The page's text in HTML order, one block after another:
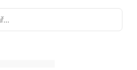
A VZTAHY